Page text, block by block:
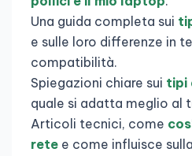
Una guida completa sui
e sulle loro differenze in
compatibilità.
Spiegazioni chiare sui tipi
quale si adatta meglio al
Articoli tecnici, come
rete e come influisce